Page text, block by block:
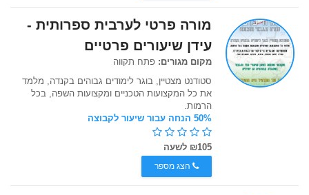
מורה פרטי לערבית ספרותית -
עידן שיעורים פרטיים
מקום מגורים: פתח תקווה
סטודנט מצטיין, בוגר לימודים גבוהים בקנדה, מלמד
את כל המקצועות הטכניים ומקצועות השפה, בכל
הרמות.
50% הנחה עבור שיעור לקבוצה
₪105 לשעה
הצג מספר